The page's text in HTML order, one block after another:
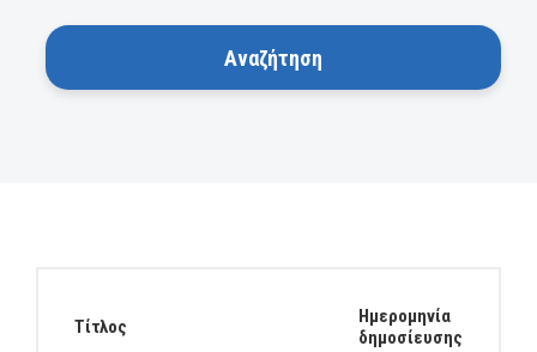
Τίτλος
Ημερομηνία
δημοσίευσης